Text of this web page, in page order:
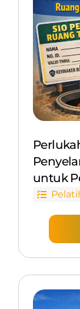
untuk